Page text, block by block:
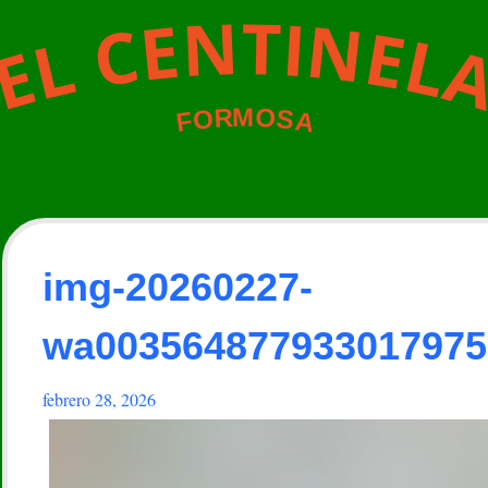
L CENTINELA
FORMOSA
img-20260227-
febrero 28, 2026